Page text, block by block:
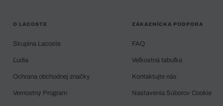
O LACOSTE
Skupina Lacoste
Ľudia
Ochrana obchodnej značky
Vernostný Program
ZÁKAZNÍCKA PODPORA
FAQ
Veľkostná tabuľka
Kontaktujte nás
Nastavenia Súborov Cookie